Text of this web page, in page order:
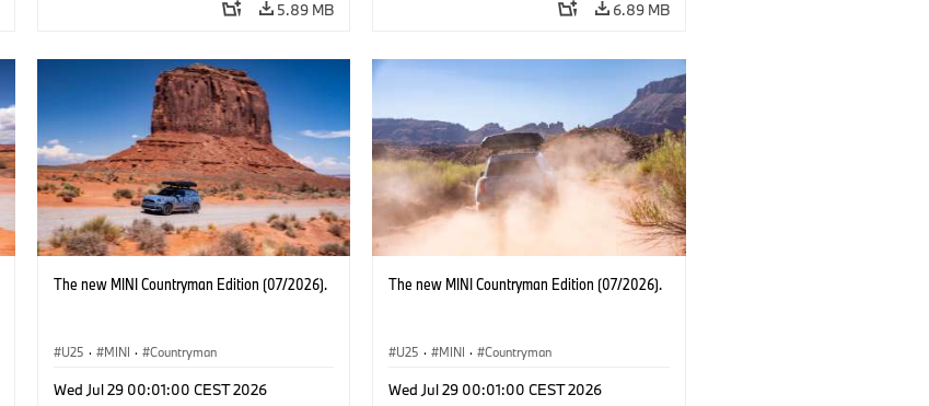
5.89 MB 6.89 MB
The new MINI Countryman Edition (07/2026).
U25 · MINI · Countryman
Wed Jul 29 00:01:00 CEST 2026
The new MINI Countryman Edition (07/2026).
U25 · MINI · Countryman
Wed Jul 29 00:01:00 CEST 2026